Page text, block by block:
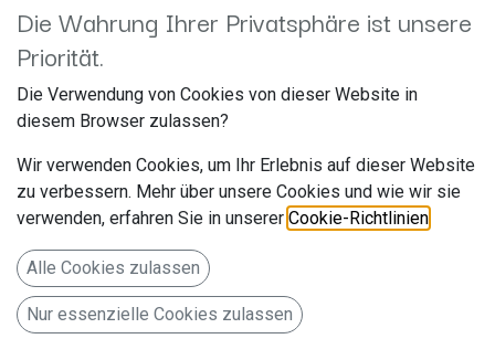
Lautsprecherringe
BMW/Honda/Opel Ø165mm
Front 271230-03
Artikelnummer: 271230-03
acv GmbH
Straßburger Allee 10-12
Die Wahrung Ihrer Privatsphäre ist unsere
Priorität.
Die Verwendung von Cookies von dieser Website in
diesem Browser zulassen?
Wir verwenden Cookies, um Ihr Erlebnis auf dieser Website
zu verbessern. Mehr über unsere Cookies und wie wir sie
verwenden, erfahren Sie in unserer Cookie-Richtlinien
Alle Cookies zulassen
Nur essenzielle Cookies zulassen